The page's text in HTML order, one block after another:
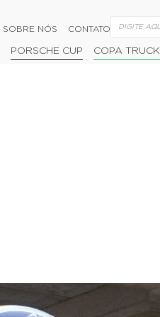
SOBRE NÓS CONTATO
PORSCHE CUP COPA TRUCK